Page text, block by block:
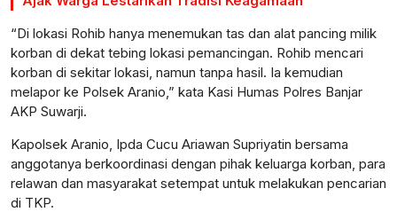
“Di lokasi Rohib hanya menemukan tas dan alat pancing milik
korban di dekat tebing lokasi pemancingan. Rohib mencari
korban di sekitar lokasi, namun tanpa hasil. Ia kemudian
melapor ke Polsek Aranio,” kata Kasi Humas Polres Banjar
AKP Suwarji.
Kapolsek Aranio, Ipda Cucu Ariawan Supriyatin bersama
anggotanya berkoordinasi dengan pihak keluarga korban, para
relawan dan masyarakat setempat untuk melakukan pencarian
di TKP.